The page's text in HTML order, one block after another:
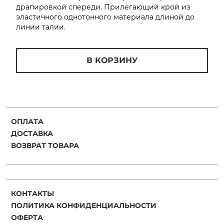
драпировкой спереди. Прилегающий крой из
эластичного однотонного материала длиной до
линии талии.
В КОРЗИНУ
ОПЛАТА
ДОСТАВКА
ВОЗВРАТ ТОВАРА
КОНТАКТЫ
ПОЛИТИКА КОНФИДЕНЦИАЛЬНОСТИ
ОФЕРТА
об оплате Плайтом
Остались вопросы?
8 800 302-02-51